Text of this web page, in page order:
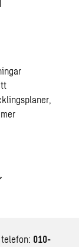
010-